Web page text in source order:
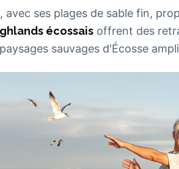
, avec ses plages de sable fin,
écossais offrent des
sauvages d'Écosse